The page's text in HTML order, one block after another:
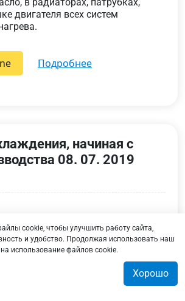
двигателя всех систем
подробнее
начиная с
08. 07. 2019
cookie, чтобы улучшить работу сайта,
и удобство. Продолжая использовать наш
использование файлов cookie.
Хорошо